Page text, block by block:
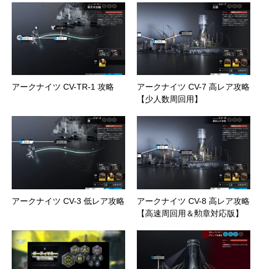
アークナイツ CV-TR-1 攻略
アークナイツ CV-7 高レア攻略
【少人数周回用】
アークナイツ CV-3 低レア攻略
アークナイツ CV-8 高レア攻略
【高速周回用＆勲章対応版】